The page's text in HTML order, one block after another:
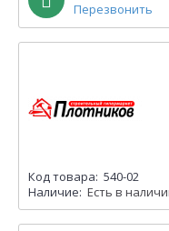
Перезвонить
Код товара: 540-02
Наличие: Есть в